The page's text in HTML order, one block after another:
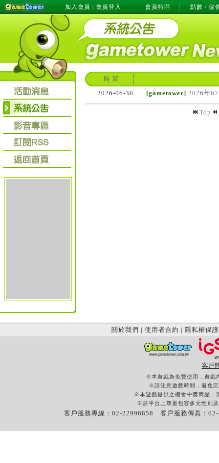
加入會員 | 會員登入 會員特區 點數 / 儲
時 間
2026-06-30
[gametower] 2026年
Top
關於我們 | 使用者合約 | 隱私權保護
客戶
※本遊戲為免費使用，遊戲
※請注意遊戲時間，避免
※本遊戲提供之機會中獎商品，
※於平台上尊重包容多元性別
客戶服務專線：02-22996858 客戶服務傳真：